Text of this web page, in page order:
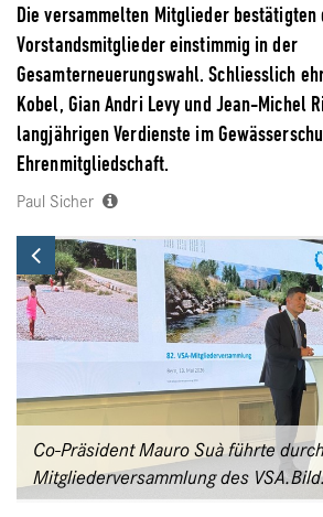
Die versammelten Mitglieder
Vorstandsmitglieder einstimmig in der
Gesamterneuerungswahl. Schliesslich
Kobel, Gian Andri Levy und Jean-Michel
langjährigen Verdienste im
Ehrenmitgliedschaft.
Paul Sicher
Co-Präsident Mauro Suà führte
Mitgliederversammlung des
Previous